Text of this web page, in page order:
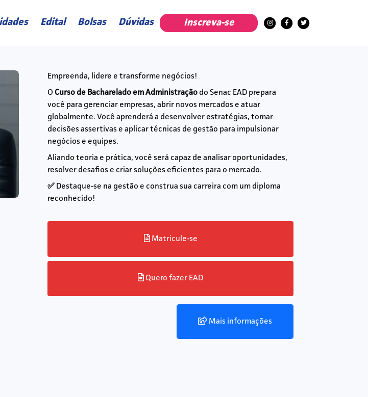
Edital Bolsas Dúvidas Inscreva-se
Empreenda, lidere e transforme negócios!
O Curso de Bacharelado em Administração do Senac EAD prepara
você para gerenciar empresas, abrir novos mercados e atuar
globalmente. Você aprenderá a desenvolver estratégias, tomar
decisões assertivas e aplicar técnicas de gestão para impulsionar
negócios e equipes.
Aliando teoria e prática, você será capaz de analisar oportunidades,
resolver desafios e criar soluções eficientes para o mercado.
✅ Destaque-se na gestão e construa sua carreira com um diploma
reconhecido!
Matricule-se
Quero fazer EAD
Mais informações